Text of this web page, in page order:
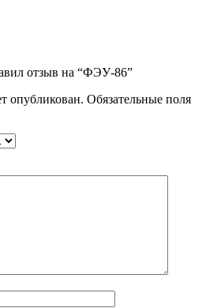
отзыв на “ФЭУ-86”
опубликован. Обязательные поля